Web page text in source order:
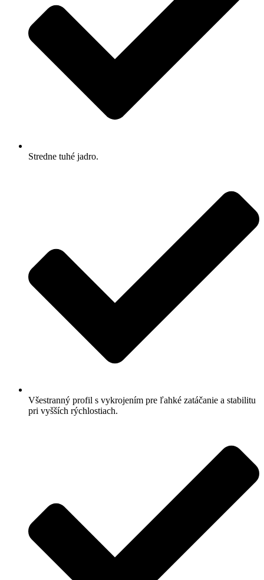
Stredne tuhé jadro.
Všestranný profil s vykrojením pre ľahké zatáčanie a stabilitu
pri vyšších rýchlostiach.